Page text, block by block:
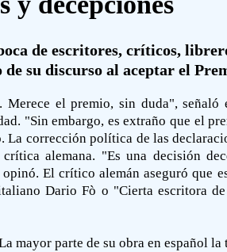
de escritores, críticos,
su discurso al aceptar el
el premio, sin duda",
"Sin embargo, es extraño que el
La corrección política de las
alemana. "Es una decisión
El crítico alemán aseguró que
Dario Fò o "Cierta escritora
mayor parte de su obra en español